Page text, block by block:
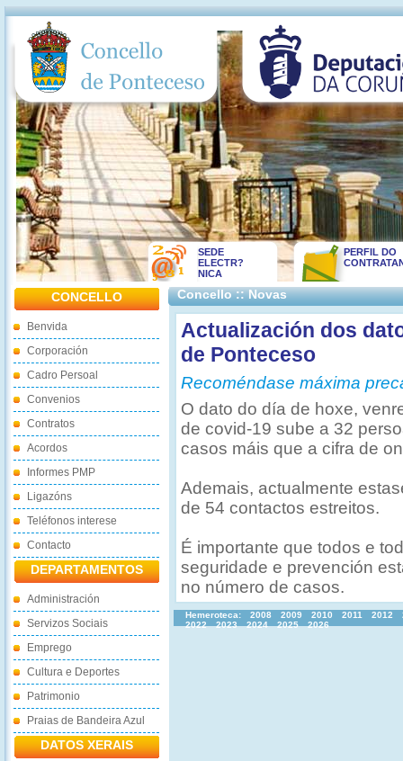
SEDE
ELECTR?
NICA
PERFIL DO
CONCELLO
Benvida
Corporación
Cadro Persoal
Convenios
Contratos
Acordos
Informes PMP
Ligazóns
Teléfonos interese
Contacto
DEPARTAMENTOS
Administración
Servizos Sociais
Emprego
Cultura e Deportes
Patrimonio
Praias de Bandeira Azul
DATOS XERAIS
Concello :: Novas
Actualización dos
de Ponteceso
Recoméndase máxima
O dato do día de hoxe,
de covid-19 sube a 32
casos máis que a cifra de
Ademais, actualmente
de 54 contactos estreitos.
É importante que todos e
seguridade e prevención
no número de casos.
Hemeroteca: 2008 2009 2010 2011 2012
2022
2023 2024 2025 2026